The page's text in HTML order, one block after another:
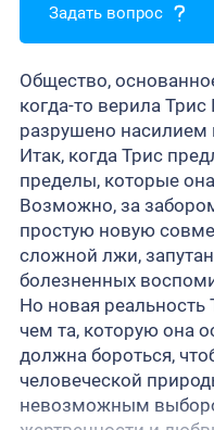
Задать вопрос
Общество,
когда-то верила
разрушено
Итак, когда Трис
пределы, которые
Возможно, за
простую новую
сложной лжи,
болезненных
Но новая
чем та, которую она
должна бороться,
человеческой
невозможным